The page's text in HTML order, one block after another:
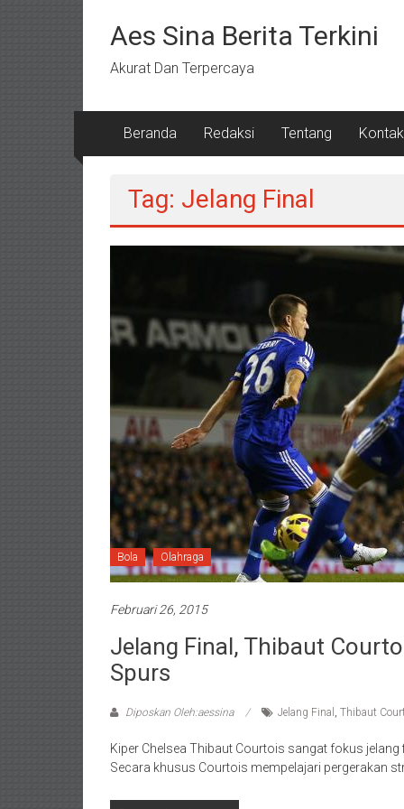
kontenAes Sina Berita Terkini
Akurat Dan Terpercaya
Beranda Redaksi Tentang Kontak
Tag: Jelang Final
Bola Olahraga
Februari 26, 2015
Jelang Final, Thibaut
Spurs
Diposkan Oleh:aessina Jelang Final , Thibaut
Kiper Chelsea Thibaut Courtois sangat fokus
Secara khusus Courtois mempelajari pergerakan